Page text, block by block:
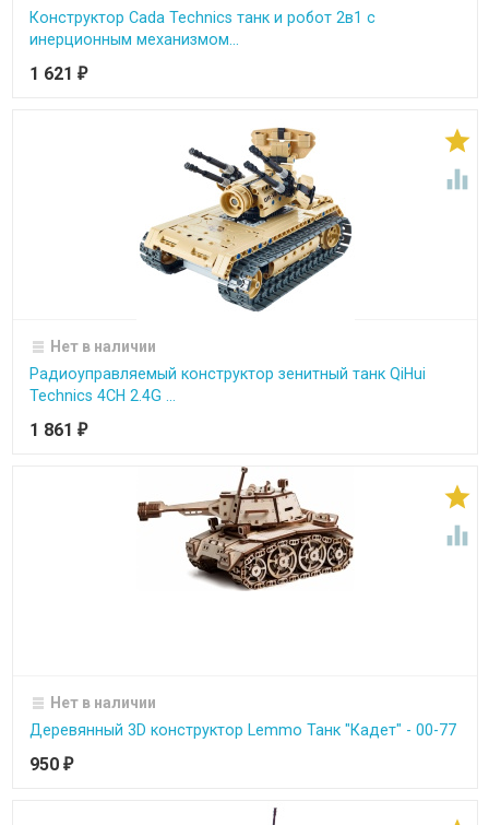
Конструктор Cada Technics танк и робот 2в1 c
инерционным механизмом...
1 621 ₽


Нет в наличии
Радиоуправляемый конструктор зенитный танк QiHui
Technics 4CH 2.4G ...
1 861 ₽


Нет в наличии
Деревянный 3D конструктор Lemmo Танк "Кадет" - 00-77
950 ₽